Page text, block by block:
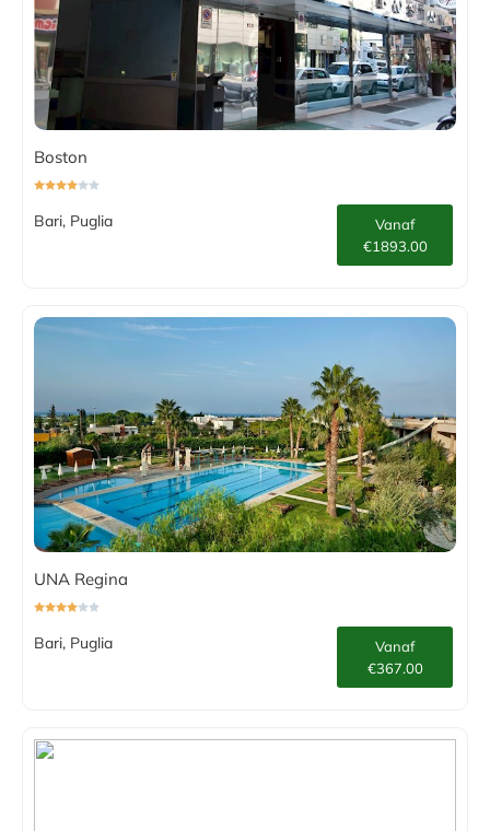
Boston
Bari, Puglia
Vanaf
€1893.00
UNA Regina
Bari, Puglia
Vanaf
€367.00